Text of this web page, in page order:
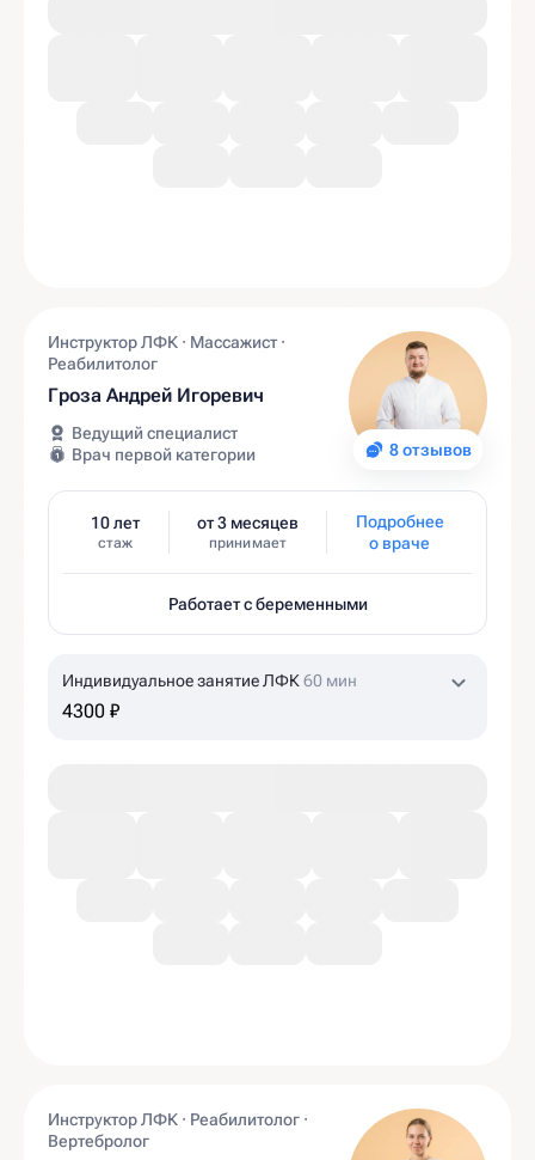
8 отзывов
Инструктор ЛФК · Массажист ·
Реабилитолог
Гроза Андрей Игоревич
Ведущий специалист
Врач первой категории
10 лет
стаж
от 3 месяцев
принимает
Подробнее
о враче
Работает с беременными
Индивидуальное занятие ЛФК60 мин
4300 ₽
Инструктор ЛФК · Реабилитолог ·
Вертебролог